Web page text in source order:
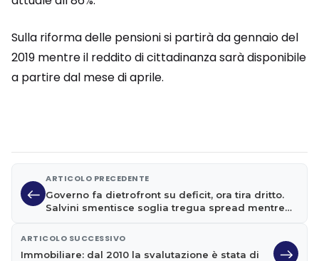
Sulla riforma delle pensioni si partirà da gennaio del
2019 mentre il reddito di cittadinanza sarà disponibile
a partire dal mese di aprile.
ARTICOLO PRECEDENTE
Governo fa dietrofront su deficit, ora tira dritto.
Salvini smentisce soglia tregua spread mentre
ARTICOLO SUCCESSIVO
Immobiliare: dal 2010 la svalutazione è stata di